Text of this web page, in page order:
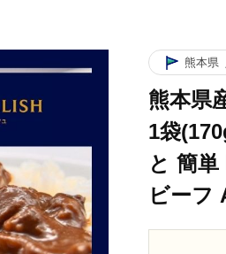
ピューレ トマト とまと 簡単 時短 洋食
ピューレ トマト とまと 簡単 時短 洋
ピューレ トマト とまと 簡単 時短 洋食
熊本県
熊本県
1袋
と 簡
ビーフ